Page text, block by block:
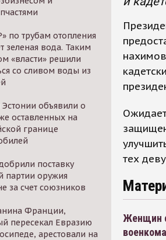
по трубам отопления
зеленая вода. Таким
«власти» решили
со сливом воды из
Эстонии объявили о
оставленных на
границе
поставку
партии оружия
за счет союзников
Франции,
пересекал Евразию
арестовали на
тех
Женщин